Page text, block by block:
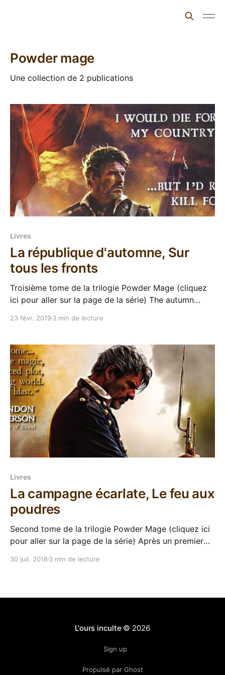
Powder mage
Une collection de 2 publications
Livres
La république d'automne, Sur
tous les fronts
Troisième tome de la trilogie Powder Mage (cliquez
ici pour aller sur la page de la série) The autumn
sorties pour que je me
23 févr. 2019 3 min de lecture
Livres
La campagne écarlate, Le feu aux
poudres
Second tome de la trilogie Powder Mage (cliquez ici
pour aller sur la page de la série) Après un premier
connaitre la suite des Poudremages de Brian
30 juil. 2018 3 min de lecture
L'ours inculte © 2026
Sign up
Propulsé par Ghost